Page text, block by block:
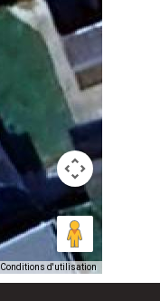
Conditions d'utilisation